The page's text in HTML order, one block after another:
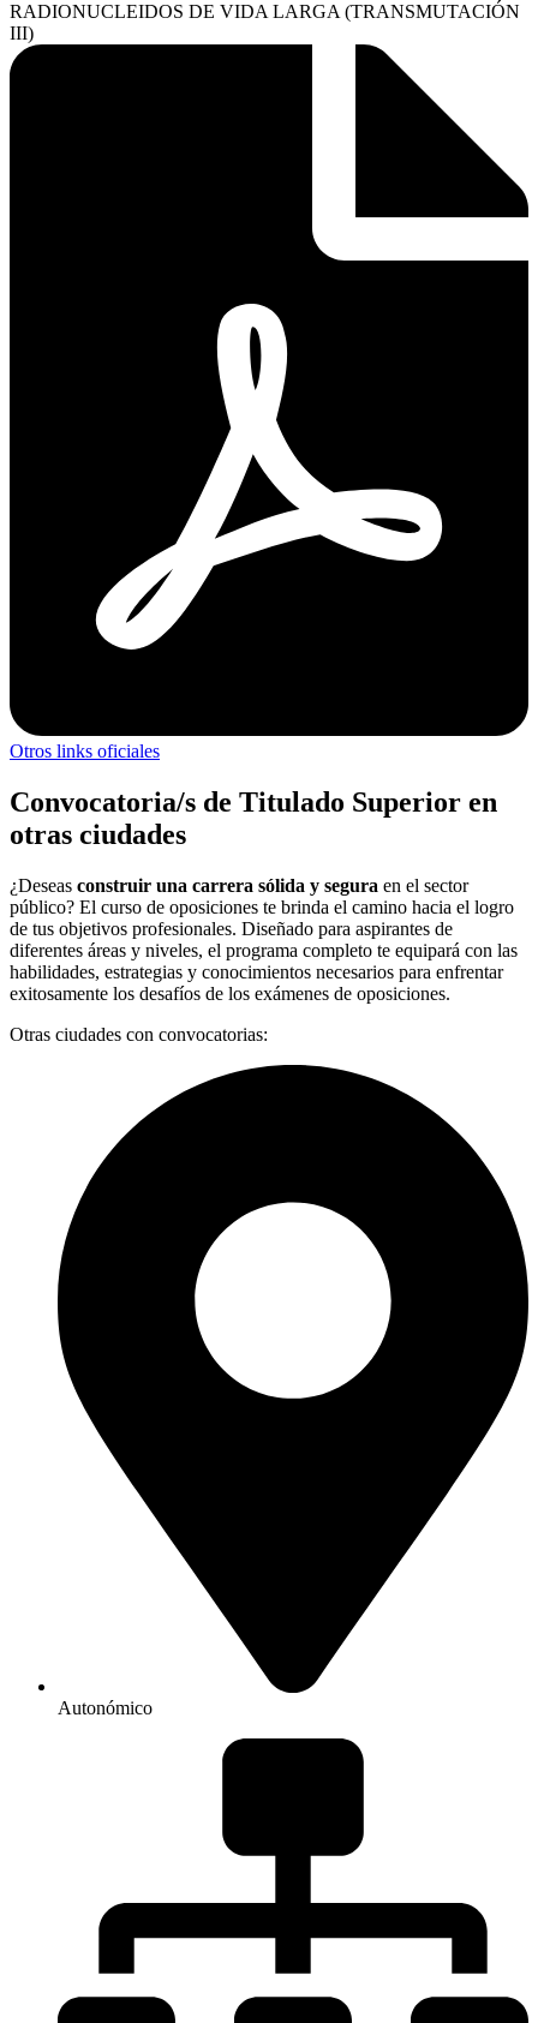
RADIONUCLEIDOS DE VIDA LARGA (TRANSMUTACIÓN
III)
Otros links oficiales
Convocatoria/s de Titulado Superior en
otras ciudades
¿Deseas construir una carrera sólida y segura en el sector
público? El curso de oposiciones te brinda el camino hacia el logro
de tus objetivos profesionales. Diseñado para aspirantes de
diferentes áreas y niveles, el programa completo te equipará con las
habilidades, estrategias y conocimientos necesarios para enfrentar
exitosamente los desafíos de los exámenes de oposiciones.
Otras ciudades con convocatorias:
Autonómico